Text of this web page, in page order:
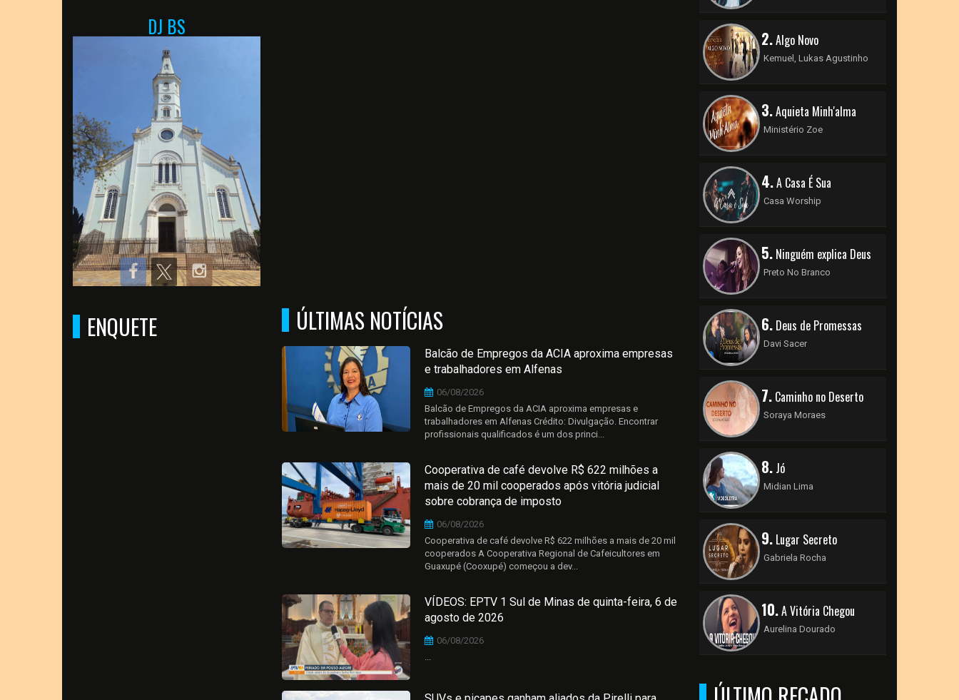
DJ BS
ENQUETE ÚLTIMAS NOTÍCIAS
Balcão de Empregos da ACIA aproxima empresas
e trabalhadores em Alfenas
06/08/2026
Balcão de Empregos da ACIA aproxima empresas e
trabalhadores em Alfenas Crédito: Divulgação. Encontrar
profissionais qualificados é um dos princi...
Cooperativa de café devolve R$ 622 milhões a
mais de 20 mil cooperados após vitória judicial
sobre cobrança de imposto
06/08/2026
Cooperativa de café devolve R$ 622 milhões a mais de 20 mil
cooperados A Cooperativa Regional de Cafeicultores em
Guaxupé (Cooxupé) começou a dev...
VÍDEOS: EPTV 1 Sul de Minas de quinta-feira, 6 de
agosto de 2026
06/08/2026
...
2.Algo Novo
Kemuel, Lukas Agustinho
3.Aquieta Minh'alma
Ministério Zoe
4.A Casa É Sua
Casa Worship
5.Ninguém explica Deus
Preto No Branco
6.Deus de Promessas
Davi Sacer
7.Caminho no Deserto
Soraya Moraes
8.Jó
Midian Lima
9.Lugar Secreto
Gabriela Rocha
10.A Vitória Chegou
Aurelina Dourado